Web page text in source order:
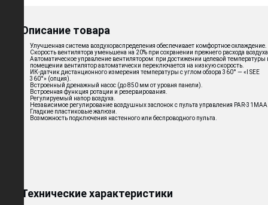
Описание товара
Улучшенная система воздухораспределения обеспечивает комфортное охлаждение.
Скорость вентилятора уменьшена на 20% при сохранении прежнего расхода
Автоматическое управление вентилятором: при достижении целевой температуры
помещении вентилятор автоматически переключается на низкую скорость.
ИК-датчик дистанционного измерения температуры с углом обзора 360° — «I SEE
360°» (опция).
Встроенный дренажный насос (до 850 мм от уровня панели).
Встроенная функция ротации и резервирования.
Регулируемый напор воздуха.
Независимое регулирование воздушных заслонок с пульта управления PAR-
Гладкие пластиковые жалюзи.
Возможность подключения настенного или беспроводного пульта.
Технические характеристики